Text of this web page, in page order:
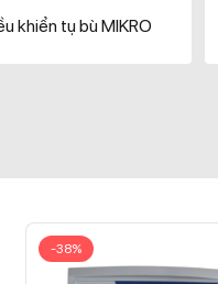
khiển tụ bù MIKRO
-38%